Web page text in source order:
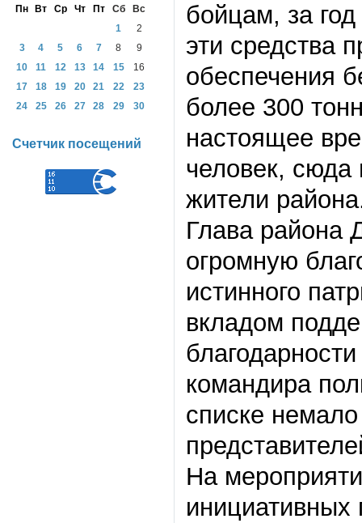
бойцам, за
эти средства
обеспечения
более 300
настоящее
человек, сюда
жители
Глава района
огромную
истинного
вкладом
командира
списке
На
инициативных
Пн
Вт Ср Чт Пт Сб
Вс
1
2
3
4 5 6 7 8
9
10
11 12 13 14 15
16
17
18 19 20 21 22
23
24
25 26 27 28 29 30
Счетчик посещений